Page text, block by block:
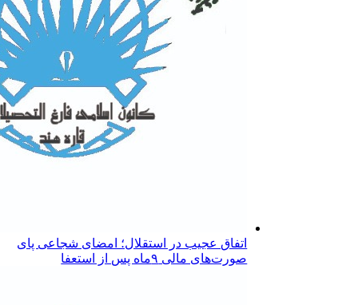
اتفاق عجیب در استقلال؛ امضای شجاعی پای
صورت‌های مالی ٩ماه پس از استعفا